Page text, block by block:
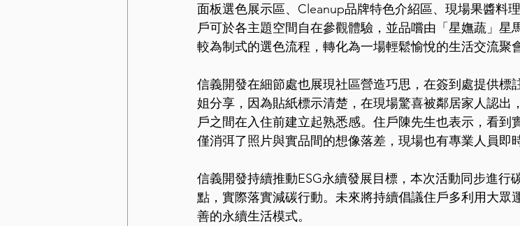
面板選色展示區、Cleanup品牌特色介紹區、現場果醬料
戶可於各主題空間自在參觀體驗，並品嚐由「星嫵蔬」星
較為制式的選色流程，轉化為一場輕鬆愉悅的生活交流聚會
信義開發在細節處也展現社區營造巧思，在簽到處提供標
姐分享，因為貼紙標示清楚，在現場驚喜被鄰居家人認出
戶之間在入住前建立起熟悉感。住戶陳先生也表示，看到
僅消弭了照片與實品間的想像落差，現場也有專業人員即
信義開發持續推動ESG永續發展目標，本次活動同步進行
點，實際落實減碳行動。未來將持續倡議住戶多利用大眾
善的永續生活模式。